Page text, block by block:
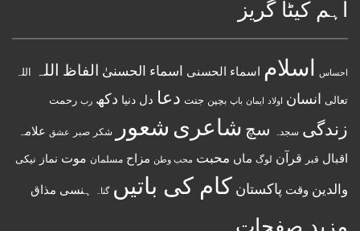
اہم کیٹا گریز
احساس اسلام اسماء الحسنى اسماء الحسنیٰ الفاظ اللہ اللہ
تعالی انسان اولاد ایمان باپ بچپن جنت دعا دل دنیا دکھ رب رحمت
زندگی سجدہ سچ شاعری شعور شکر صبر عشق علامہ
اقبال قبر قرآن لوگ ماں محبت محب وطن مزاح مسلمان موت نماز نیکی
والدین وقت پاکستان کام کی باتیں گناہ ہنسی مذاق